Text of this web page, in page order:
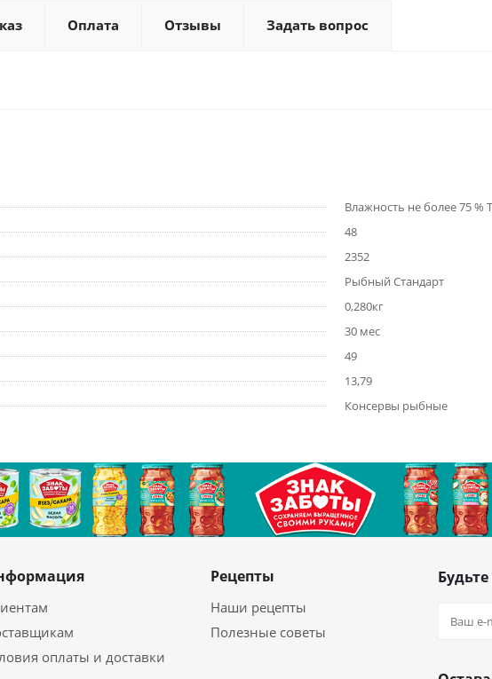
Оплата Отзывы Задать вопрос
Влажность не более 75
48
2352
Рыбный Стандарт
0,280кг
30 мес
49
13,79
Консервы рыбные
оплаты и доставки
Рецепты
Наши рецепты
Полезные советы
Будьте